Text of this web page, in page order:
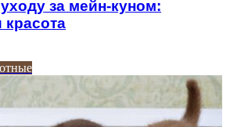
за мейн-куном:
красота